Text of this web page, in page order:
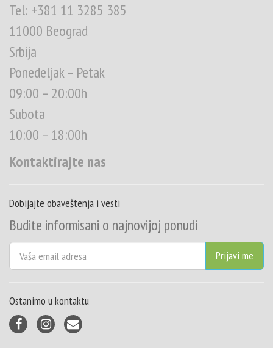
Tel: +381 11 3285 385
11000 Beograd
Srbija
Ponedeljak – Petak
09:00 – 20:00h
Subota
10:00 – 18:00h
Kontaktirajte nas
Dobijajte obaveštenja i vesti
Budite informisani o najnovijoj ponudi
Ostanimo u kontaktu